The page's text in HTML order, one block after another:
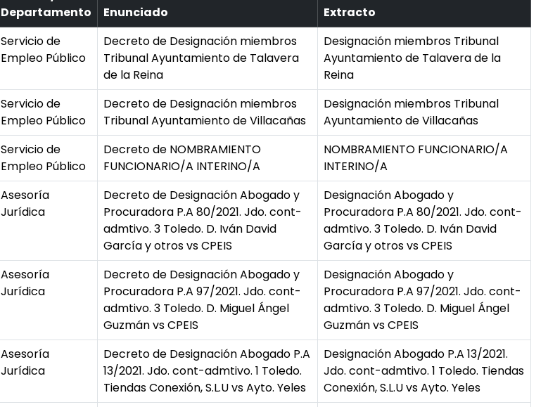
Departamento
Enunciado
Extracto
Servicio de
Empleo Público
Decreto de Designación miembros
Tribunal Ayuntamiento de Talavera
de la Reina
Designación miembros Tribunal
Ayuntamiento de Talavera de la
Reina
Servicio de
Empleo Público
Decreto de Designación miembros
Tribunal Ayuntamiento de Villacañas
Designación miembros Tribunal
Ayuntamiento de Villacañas
Servicio de
Empleo Público
Decreto de NOMBRAMIENTO
FUNCIONARIO/A INTERINO/A
NOMBRAMIENTO FUNCIONARIO/A
INTERINO/A
Asesoría
Jurídica
Decreto de Designación Abogado y
Procuradora P.A 80/2021. Jdo. cont-
admtivo. 3 Toledo. D. Iván David
García y otros vs CPEIS
Designación Abogado y
Procuradora P.A 80/2021. Jdo. cont-
admtivo. 3 Toledo. D. Iván David
García y otros vs CPEIS
Asesoría
Jurídica
Decreto de Designación Abogado y
Procuradora P.A 97/2021. Jdo. cont-
admtivo. 3 Toledo. D. Miguel Ángel
Guzmán vs CPEIS
Designación Abogado y
Procuradora P.A 97/2021. Jdo. cont-
admtivo. 3 Toledo. D. Miguel Ángel
Guzmán vs CPEIS
Asesoría
Jurídica
Decreto de Designación Abogado P.A
13/2021. Jdo. cont-admtivo. 1 Toledo.
Tiendas Conexión, S.L.U vs Ayto. Yeles
Designación Abogado P.A 13/2021.
Jdo. cont-admtivo. 1 Toledo. Tiendas
Conexión, S.L.U vs Ayto. Yeles